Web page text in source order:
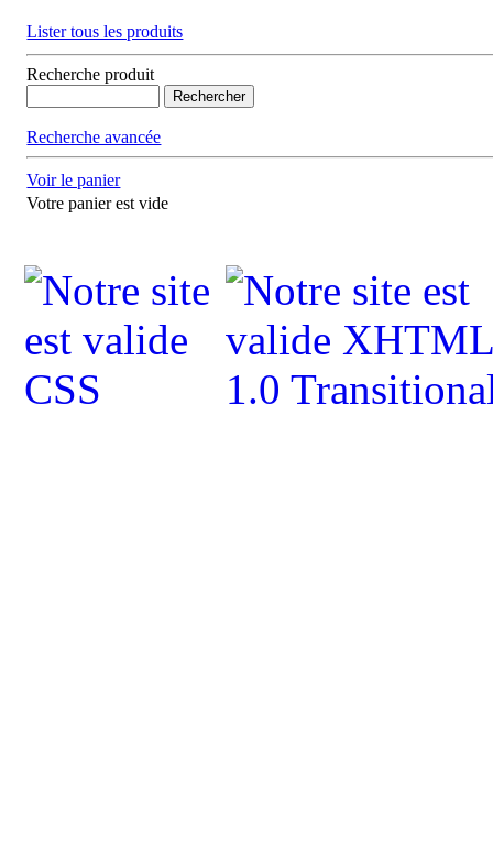
Lister tous les produits
Recherche produit
Recherche avancée
Voir le panier
Votre panier est vide